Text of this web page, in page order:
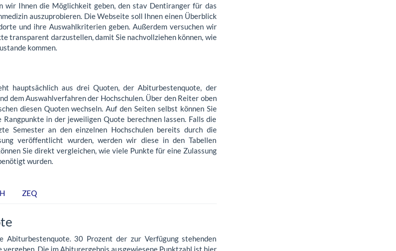
wir Ihnen die Möglichkeit geben, den stav Dentiranger für das
auszuprobieren. Die Webseite soll Ihnen einen Überblick
und ihre Auswahlkriterien geben. Außerdem versuchen wir
transparent darzustellen, damit Sie nachvollziehen können, wie
kommen.
hauptsächlich aus drei Quoten, der Abiturbestenquote, der
dem Auswahlverfahren der Hochschulen. Über den Reiter oben
diesen Quoten wechseln. Auf den Seiten selbst können Sie
in der jeweiligen Quote berechnen lassen. Falls die
Semester an den einzelnen Hochschulen bereits durch die
veröffentlicht wurden, werden wir diese in den Tabellen
Sie direkt vergleichen, wie viele Punkte für eine Zulassung
wurden.
ZEQ
30 Prozent der zur Verfügung stehenden
vergeben. Die im Abiturergebnis ausgewiesene Punktzahl ist hier